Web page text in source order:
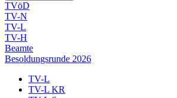
TVöD
TV-N
TV-L
TV-H
Beamte
Besoldungsrunde 2026
TV-L
TV-L KR